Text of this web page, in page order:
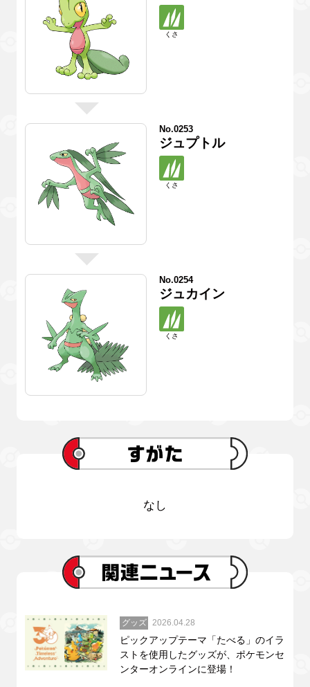
くさ
No.0253
ジュプトル
くさ
No.0254
ジュカイン
くさ
なし
グッズ 2026.04.28
ピックアップテーマ「たべる」のイラ
ストを使用したグッズが、ポケモンセ
ンターオンラインに登場！